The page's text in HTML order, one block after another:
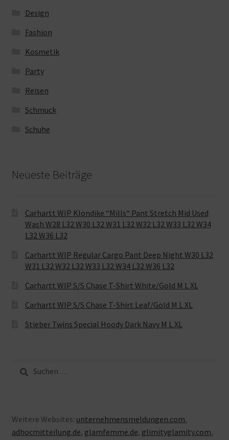
Design
Fashion
Kosmetik
Party
Reisen
Schmuck
Schuhe
Neueste Beiträge
Carhartt WIP Klondike “Mills“ Pant Stretch Mid Used
Wash W28 L32 W30 L32 W31 L32 W32 L32 W33 L32 W34
L32 W36 L32
Carhartt WIP Regular Cargo Pant Deep Night W30 L32
W31 L32 W32 L32 W33 L32 W34 L32 W36 L32
Carhartt WIP S/S Chase T-Shirt White/Gold M L XL
Carhartt WIP S/S Chase T-Shirt Leaf/Gold M L XL
Stieber Twins Special Hoody Dark Navy M L XL
Suche
nach:
Weitere Websites: unternehmensmeldungen.com,
adhocmitteilung.de, glamfemme.de, glimityglamity.com,